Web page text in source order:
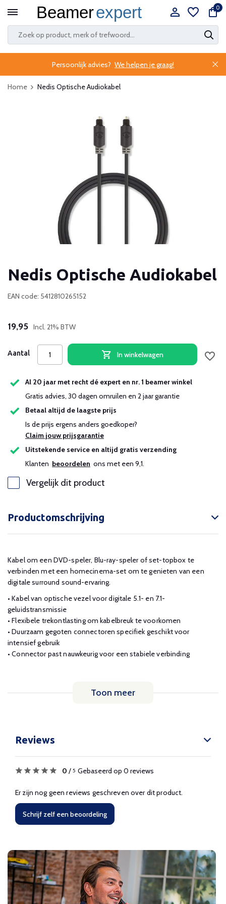
0
Persoonlijk advies? We helpen je graag!
Home Nedis Optische Audiokabel
Nedis Optische Audiokabel
EAN code: 5412810265152
19,95 Incl. 21% BTW
Aantal In winkelwagen
Al 20 jaar met recht dé expert en nr. 1 beamer winkel
Gratis advies, 30 dagen omruilen en 2 jaar garantie
Betaal altijd de laagste prijs
Is de prijs ergens anders goedkoper?
Claim jouw prijsgarantie
Uitstekende service en altijd gratis verzending
Klanten beoordelen ons met een 9,1.
Vergelijk dit product
Productomschrijving
Kabel om een DVD-speler, Blu-ray-speler of set-topbox te
verbinden met een homecinema-set om te genieten van een
digitale surround sound-ervaring.
• Kabel van optische vezel voor digitale 5.1- en 7.1-
geluidstransmissie
• Flexibele trekontlasting om kabelbreuk te voorkomen
• Duurzaam gegoten connectoren specifiek geschikt voor
intensief gebruik
• Connector past nauwkeurig voor een stabiele verbinding
Toon meer
Reviews
0 / 5 Gebaseerd op 0 reviews
Er zijn nog geen reviews geschreven over dit product.
Schrijf zelf een beoordeling